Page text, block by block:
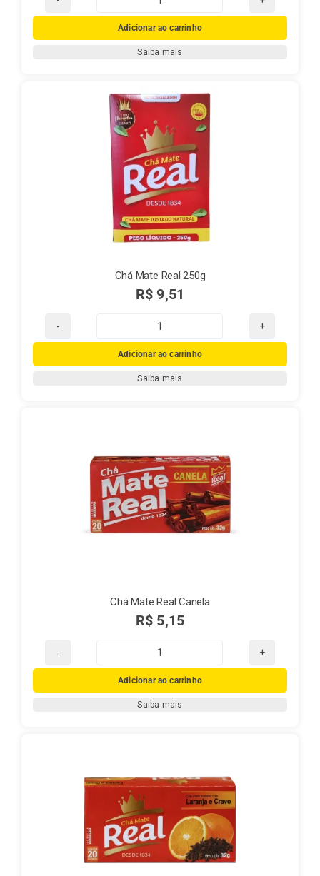
Chá
Mate
Real
Adicionar ao carrinho
Saiba mais
Chá Mate Real 250g
R$ 9,51
Chá
Mate
Real
Adicionar ao carrinho
Saiba mais
Chá Mate Real Canela
R$ 5,15
Chá
Mate
Real
Adicionar ao carrinho
Saiba mais